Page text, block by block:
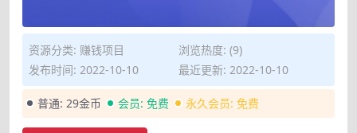
资源分类: 赚钱项目
浏览热度: (9)
发布时间: 2022-10-10
最近更新: 2022-10-10
普通: 29金币 会员: 免费 永久会员: 免费